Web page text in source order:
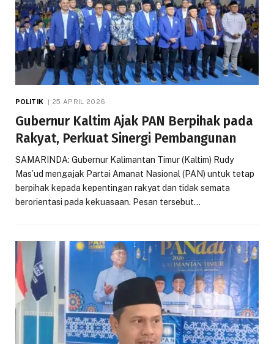
POLITIK 25 APRIL 2026
Gubernur Kaltim Ajak PAN Berpihak pada
Rakyat, Perkuat Sinergi Pembangunan
SAMARINDA: Gubernur Kalimantan Timur (Kaltim) Rudy
Mas’ud mengajak Partai Amanat Nasional (PAN) untuk tetap
berpihak kepada kepentingan rakyat dan tidak semata
berorientasi pada kekuasaan. Pesan tersebut…